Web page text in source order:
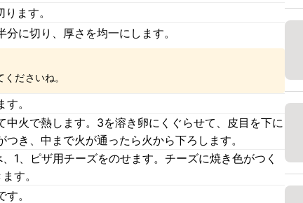
ます。
に切り、厚さを均一にします。
ださいね。
。
中火で熱します。3を溶き卵にくぐらせて、皮目を下に
き、中まで火が通ったら火から下ろします。
1、ピザ用チーズをのせます。チーズに焼き色がつく
す。
。